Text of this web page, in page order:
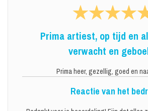
Prima artiest, op tijd en
verwacht en
Prima heer, gezellig, goed en
Reactie van het